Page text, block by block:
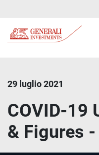
29 luglio 2021
COVID-19
& Figures